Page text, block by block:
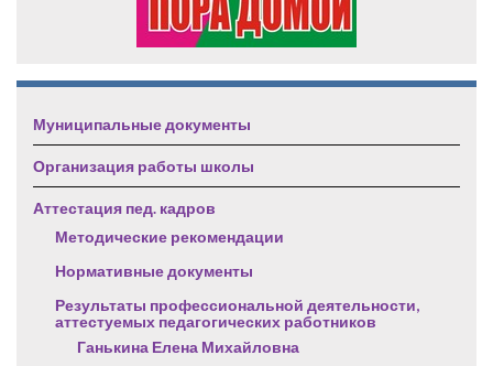
Муниципальные документы
Организация работы школы
Аттестация пед. кадров
Методические рекомендации
Нормативные документы
Результаты профессиональной деятельности,
аттестуемых педагогических работников
Ганькина Елена Михайловна